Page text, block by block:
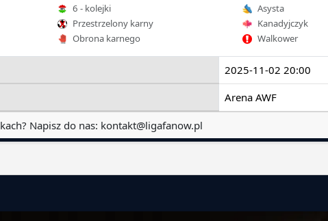
6 - kolejki Asysta
Przestrzelony karny Kanadyjczyk
Obrona karnego Walkower
2025-11-02 20:00
Arena AWF
Napisz do nas: kontakt@ligafanow.pl